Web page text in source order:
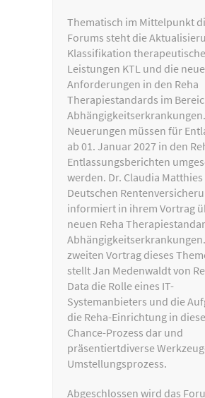
Thematisch im Mittelpunkt
Forums steht die
Klassifikation
Leistungen KTL und die
Anforderungen in den Reha
Therapiestandards im
Neuerungen müssen für
ab 01. Januar 2027 in den
Entlassungsberichten
werden. Dr. Claudia
Deutschen
informiert in ihrem Vortrag
neuen Reha
zweiten Vortrag dieses
stellt Jan Medenwaldt von
Data die Rolle eines IT-
Systemanbieters und die
die Reha-Einrichtung in
Chance-Prozess dar und
präsentiertdiverse
Umstellungsprozess.
Abgeschlossen wird das